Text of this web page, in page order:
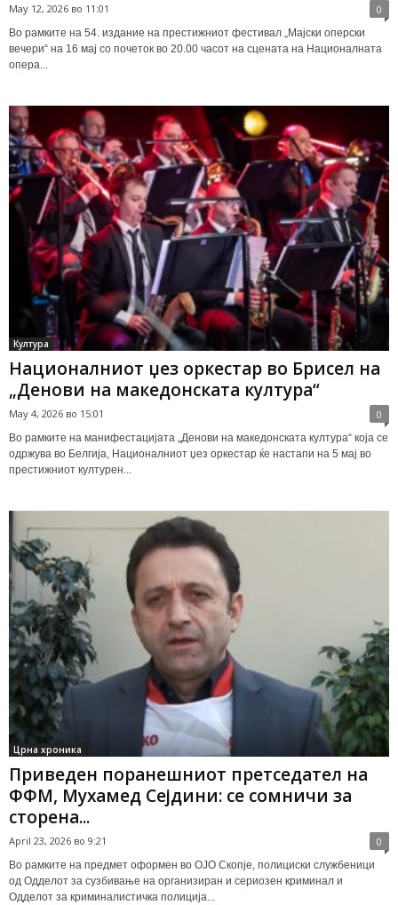
May 12, 2026 во 11:01 0
Во рамките на 54. издание на престижниот фестивал „Мајски оперски
вечери“ на 16 мај со почеток во 20.00 часот на сцената на Националната
опера...
Култура
Националниот џез оркестар во Брисел на
„Денови на македонската култура“
May 4, 2026 во 15:01 0
Во рамките на манифестацијата „Денови на македонската култура“ која се
одржува во Белгија, Националниот џез оркестар ќе настапи на 5 мај во
престижниот културен...
Црна хроника
Приведен поранешниот претседател на
ФФМ, Мухамед Сејдини: се сомничи за
сторена...
April 23, 2026 во 9:21 0
Во рамките на предмет оформен во ОЈО Скопје, полициски службеници
од Одделот за сузбивање на организиран и сериозен криминал и
Одделот за криминалистичка полиција...